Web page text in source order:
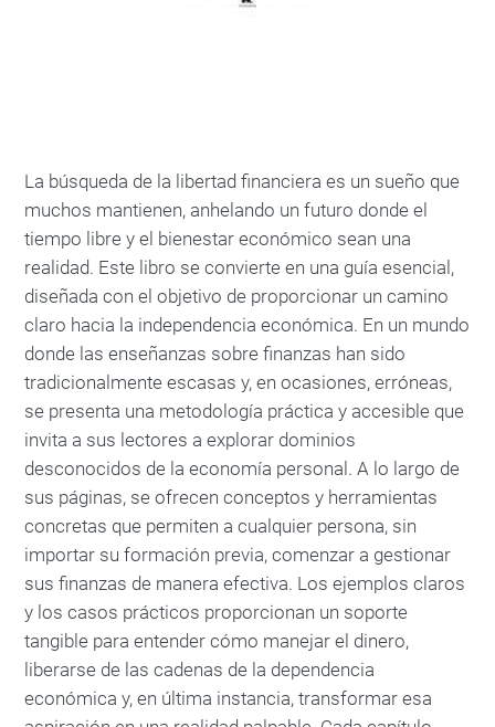
La búsqueda de la libertad financiera es un sueño que
muchos mantienen, anhelando un futuro donde el
tiempo libre y el bienestar económico sean una
realidad. Este libro se convierte en una guía esencial,
diseñada con el objetivo de proporcionar un camino
claro hacia la independencia económica. En un mundo
donde las enseñanzas sobre finanzas han sido
tradicionalmente escasas y, en ocasiones, erróneas,
se presenta una metodología práctica y accesible que
invita a sus lectores a explorar dominios
desconocidos de la economía personal. A lo largo de
sus páginas, se ofrecen conceptos y herramientas
concretas que permiten a cualquier persona, sin
importar su formación previa, comenzar a gestionar
sus finanzas de manera efectiva. Los ejemplos claros
y los casos prácticos proporcionan un soporte
tangible para entender cómo manejar el dinero,
liberarse de las cadenas de la dependencia
económica y, en última instancia, transformar esa